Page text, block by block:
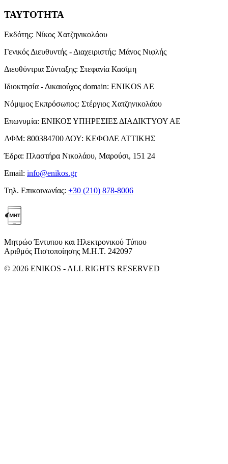
ΤΑΥΤΟΤΗΤΑ
Εκδότης: Νίκος Χατζηνικολάου
Γενικός Διευθυντής - Διαχειριστής: Μάνος Νιφλής
Διευθύντρια Σύνταξης: Στεφανία Κασίμη
Ιδιοκτησία - Δικαιούχος domain: ENIKOS AE
Νόμιμος Εκπρόσωπος: Στέργιος Χατζηνικολάου
Επωνυμία: ΕΝΙΚΟΣ ΥΠΗΡΕΣΙΕΣ ΔΙΑΔΙΚΤΥΟΥ ΑΕ
ΑΦΜ: 800384700 ΔΟΥ: ΚΕΦΟΔΕ ΑΤΤΙΚΗΣ
Έδρα: Πλαστήρα Νικολάου, Μαρούσι, 151 24
Email: info@enikos.gr
Τηλ. Επικοινωνίας: +30 (210) 878-8006
Μητρώο Έντυπου και Ηλεκτρονικού Τύπου
Αριθμός Πιστοποίησης Μ.Η.Τ. 242097
© 2026 ENIKOS - ALL RIGHTS RESERVED